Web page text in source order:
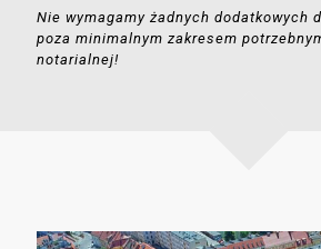
Nie wymagamy żadnych dodatkowych
poza minimalnym zakresem
notarialnej!